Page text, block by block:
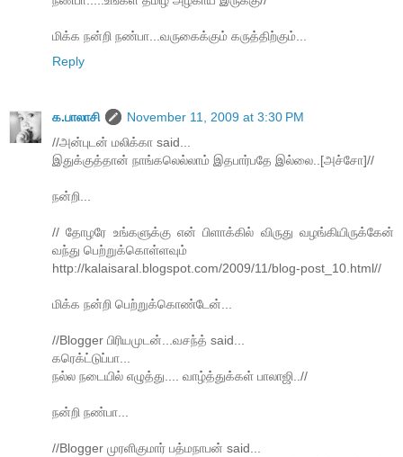
மிக்க நன்றி நண்பா...வருகைக்கும் கருத்திற்கும்...
Reply
க.பாலாசி
November 11, 2009 at 3:30 PM
//அன்புடன் மலிக்கா said...
இதுக்குத்தான் நாங்கலெல்லாம் இதபார்பதே இல்லை..[அச்சோ]//
நன்றி...
// தோழரே உங்களுக்கு என் பிளாக்கில் விருது வழங்கியிருக்கேன்
வந்து பெற்றுக்கொள்ளவும்
http://kalaisaral.blogspot.com/2009/11/blog-post_10.html//
மிக்க நன்றி பெற்றுக்கொண்டேன்...
//Blogger பிரியமுடன்...வசந்த் said...
கரெக்ட்டுப்பா...
நல்ல நடையில் எழுத்து.... வாழ்த்துக்கள் பாலாஜி..//
நன்றி நண்பா...
//Blogger முரளிகுமார் பத்மநாபன் said...